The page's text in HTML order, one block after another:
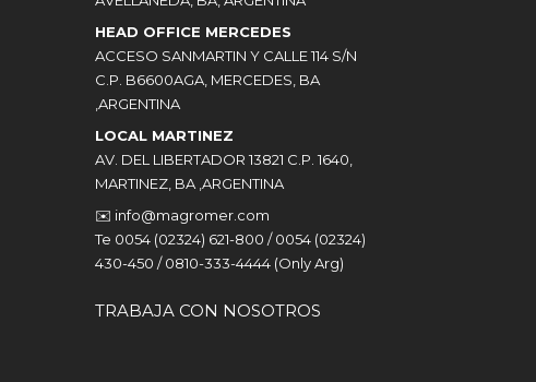
HEAD OFFICE MERCEDES
ACCESO SANMARTIN Y CALLE 114 S/N
C.P. B6600AGA, MERCEDES, BA
,ARGENTINA
LOCAL MARTINEZ
AV. DEL LIBERTADOR 13821 C.P. 1640,
MARTINEZ, BA ,ARGENTINA
✉️ info@magromer.com
Te 0054 (02324) 621-800 / 0054 (02324)
430-450 / 0810-333-4444 (Only Arg)
TRABAJA CON NOSOTROS